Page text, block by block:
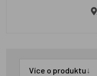
Více o produktu↓